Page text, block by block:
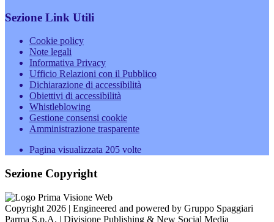
Sezione Link Utili
Cookie policy
Note legali
Informativa Privacy
Ufficio Relazioni con il Pubblico
Dichiarazione di accessibilità
Obiettivi di accessibilità
Whistleblowing
Gestione consensi cookie
Amministrazione trasparente
Pagina visualizzata 205 volte
Sezione Copyright
Copyright 2026 | Engineered and powered by Gruppo Spaggiari
Parma S.p.A. | Divisione Publishing & New Social Media